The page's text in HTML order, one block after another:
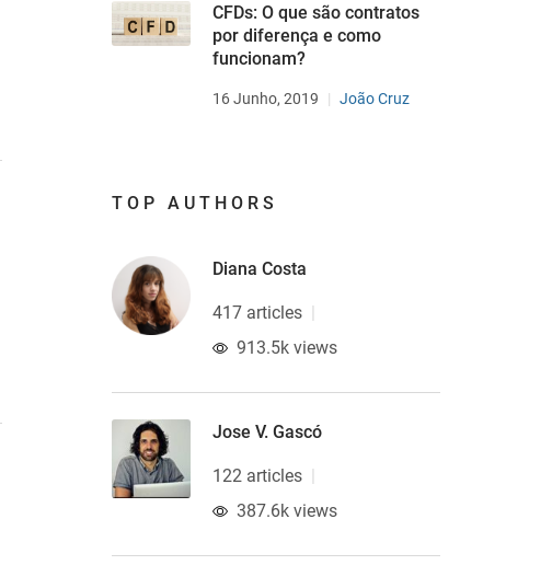
CFDs: O que são contratos
por diferença e como
funcionam?
16 Junho, 2019 João Cruz
TOP AUTHORS
Diana Costa
417 articles
913.5k views
Jose V. Gascó
122 articles
387.6k views